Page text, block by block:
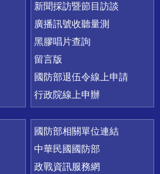
新聞採訪暨節目訪談
廣播訊號收聽量測
黑膠唱片查詢
留言版
國防部退伍令線上申請
行政院線上申辦
國防部相關單位連結
中華民國國防部
政戰資訊服務網